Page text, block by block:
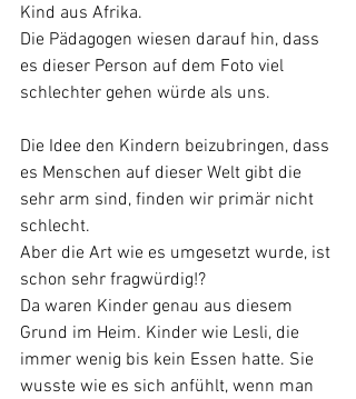
Kind aus Afrika.
Die Pädagogen wiesen darauf hin, dass
es dieser Person auf dem Foto viel
schlechter gehen würde als uns.
Die Idee den Kindern beizubringen, dass
es Menschen auf dieser Welt gibt die
sehr arm sind, finden wir primär nicht
schlecht.
Aber die Art wie es umgesetzt wurde, ist
schon sehr fragwürdig!?
Da waren Kinder genau aus diesem
Grund im Heim. Kinder wie Lesli, die
immer wenig bis kein Essen hatte. Sie
wusste wie es sich anfühlt, wenn man